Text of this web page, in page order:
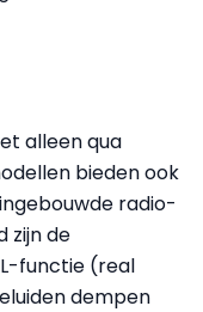
alleen qua
bieden ook
radio-
zijn de
functie (real
dempen